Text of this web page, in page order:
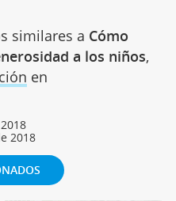
similares a Cómo
a los niños,
en
2018